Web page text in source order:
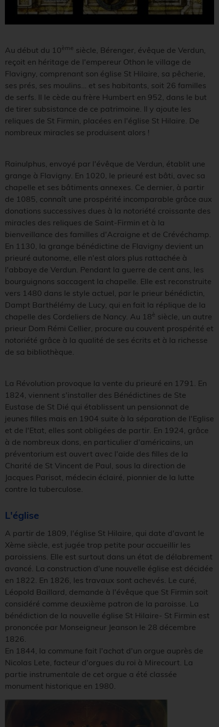
Au début du 10ème siècle, Bérenger, évêque de Verdun,
reçoit en héritage de l'empereur Othon le village de
Flavigny, comprenant son église St Hilaire, sa pêcherie,
ses prés, ses moulins… et ses habitants, soit 26 familles
de serfs. Il le cède au frère Humbert en 952, dans le but
de tirer subsistance de ce patrimoine. Il y ajoute les
reliques de St Firmin, placées en l'église St Hilaire. De
nombreux miracles se produisent alors !
Rainulphus, envoyé par l'évêque de Verdun, établit une
grange à Flavigny. En 1020, le prieuré est bâti, avec sa
chapelle et ses bâtiments annexes. Ce dernier, à partir
de 1085, connaît une prospérité incomparable grâce aux
donations successives dues à la notoriété croissante des
miracles des reliques de Saint-Firmin et à la
bienveillance des familles d'Acraigne et de Crévéchamp.
En 1130, la grange bénédictine de Flavigny devient un
prieuré autonome, elle n'est alors plus rattachée à
l'abbaye de Verdun. Pendant la guerre de cent ans, les
bourguignons saccagent la chapelle. Elle est reconstruite
vers 1480 dans le style actuel, par le prieur bénédictin,
Dampt Barthélémy de Lucy, qui en fait la réplique de la
chapelle des Cordeliers de Nancy. Au 18è siècle, un autre
prieur Dom Rémi Cellier, procure au couvent prospérité et
notoriété grâce à la qualité de ses écrits et à la richesse
de sa bibliothèque.
La Révolution provoque la vente du prieuré en 1791. En
1824, viennent s'installer des Bénédictines de Ste
Eustase de St Dié qui établissent un pensionnat de
jeunes filles mais en 1904 suite à la séparation de l'Eglise
et de l'Etat, elles sont obligées de partir. En 1924, grâce
à de nombreux dons, en particulier d'américains, un
préventorium est ouvert avec l'aide des filles de la
Charité de St Vincent de Paul, sous la direction de
Jacques Parisot, médecin éclairé, pionnier de la lutte
contre la tuberculose.
L'église
A partir de 1809, l'église St Hilaire, qui date d'avant le
Xème siècle, est jugée trop petite pour accueillir les
paroissiens. Elle est surtout dans un état de délabrement
avancé. La construction d'une nouvelle église est décidée
en 1822. En 1826, les travaux sont achevés. Le curé,
Léopold Baillard, demande à l'évêque que St Firmin soit
considéré comme deuxième patron de la paroisse. La
bénédiction de la nouvelle église St Hilaire- St Firmin est
prononcée par Monseigneur Jeanson le 28 décembre
1826.
En 1844, la commune fait l'achat d'un orgue auprès de
Nicolas Lete, facteur d'orgues du roi à Mirecourt. La
partie instrumentale de cet orgue a été classée
monument historique en 1980.